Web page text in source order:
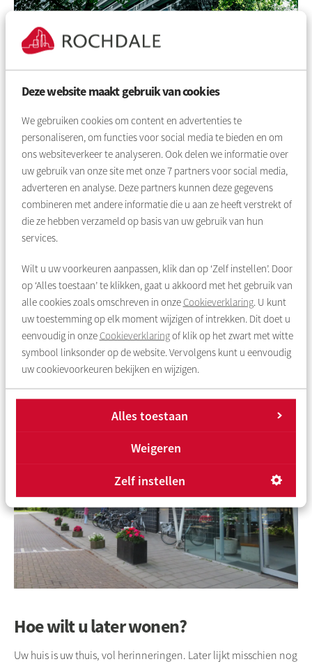
Deze website maakt gebruik van cookies
We gebruiken cookies om content en advertenties te
personaliseren, om functies voor social media te bieden en om
ons websiteverkeer te analyseren. Ook delen we informatie over
uw gebruik van onze site met onze7 partners voor social media,
adverteren en analyse. Deze partners kunnen deze gegevens
combineren met andere informatie die u aan ze heeft verstrekt of
die ze hebben verzameld op basis van uw gebruik van hun
services.
Wilt u uw voorkeuren aanpassen, klik dan op ‘Zelf instellen’. Door
op ‘Alles toestaan’ te klikken, gaat u akkoord met het gebruik van
alle cookies zoals omschreven in onze Cookieverklaring. U kunt
uw toestemming op elk moment wijzigen of intrekken. Dit doet u
eenvoudig in onze Cookieverklaringof klik op het zwart met witte
symbool linksonder op de website. Vervolgens kunt u eenvoudig
uw cookievoorkeuren bekijken en wijzigen.
Alles toestaan
Weigeren
Zelf instellen
Flat voor 55-plussers
14 dagen later belde Monique op met goed nieuws. Er kwam
een appartement vrij in de IJdoorn-flat in Zaandam. Een flat
Van den Braak. Maar die woning had alleen 2 slaapkamers aan
de kant van de galerij. Dat wilden we niet. Een dag later kwam
er een andere woning in dezelfde flat beschikbaar. Die beviel
ons wel. Een paar maanden later zijn we daar naartoe
verhuisd.”
Goede beslissing
een half jaar in hun nieuwe buurt. Ze hebben het er erg naar
hun zin. “De Albert Heijn zit hier vlakbij, en even verderop zit
een winkelcentrum. Daar kunnen we met de auto heen. Net als
toen we nog in Amsterdam woonden. Met de buren hebben
we ook fijn contact. Ja, het was een goede beslissing om te
verhuizen.”
Hoe wilt u later wonen?
Uw huis is uw thuis, vol herinneringen. Later lijkt misschien nog